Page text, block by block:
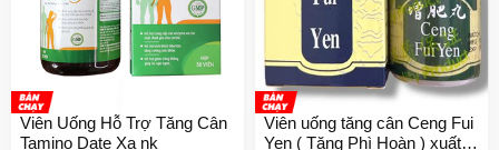
Viên Uống Hỗ Trợ Tăng Cân
Tamino Date Xa nk
Viên uống tăng cân Ceng Fui
Yen ( Tăng Phì Hoàn ) xuất